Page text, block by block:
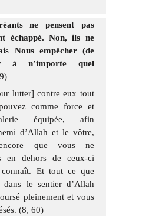
ne pensent pas
échappé. Non, ils ne
Nous empêcher (de
à n’importe quel
lutter] contre eux tout
comme force et
équipée, afin
d’Allah et le vôtre,
que vous ne
en dehors de ceux-ci
connaît. Et tout ce que
dans le sentier d’Allah
pleinement et vous
(8, 60)